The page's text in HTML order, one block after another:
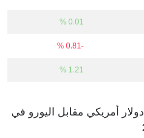
0.01 %
-0.81 %
1.21 %
كم يساوي 350 دولار أمريكي مقابل اليورو في